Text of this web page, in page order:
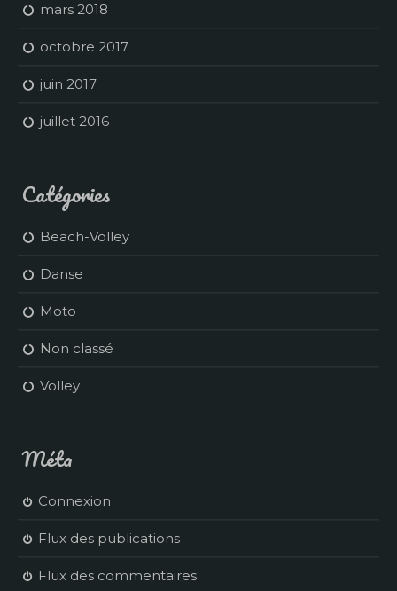
mars 2018
octobre 2017
juin 2017
juillet 2016
Catégories
Beach-Volley
Danse
Moto
Non classé
Volley
Méta
Connexion
Flux des publications
Flux des commentaires